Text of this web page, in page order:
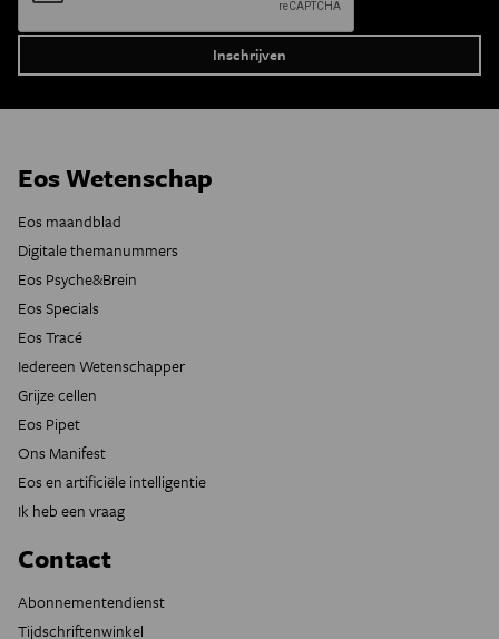
Eos Wetenschap
Eos maandblad
Digitale themanummers
Eos Psyche&Brein
Eos Specials
Eos Tracé
Iedereen Wetenschapper
Grijze cellen
Eos Pipet
Ons Manifest
Eos en artificiële intelligentie
Ik heb een vraag
Contact
Abonnementendienst
Tijdschriftenwinkel